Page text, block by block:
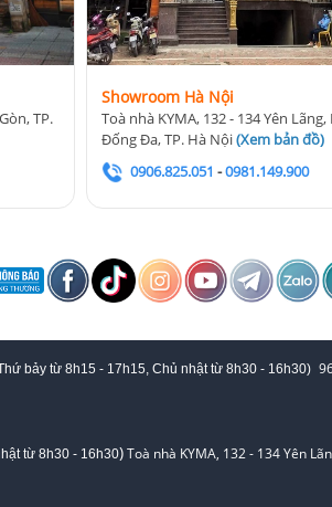
TP.
Showroom Hà Nội
Toà nhà KYMA, 132 - 134 Yên
Đống Đa, TP. Hà Nội(Xem bản đồ)
0906.825.051 -0981.149.900
bảy từ 8h15 - 17h15, Chủ nhật từ 8h30 - 16h30)
từ 8h30 - 16h30)Toà nhà KYMA, 132 - 134 Yên